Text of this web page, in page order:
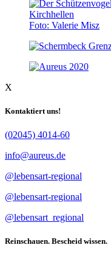
Foto: Valerie Misz
X
Kontaktiert uns!
(02045) 4014-60
info@aureus.de
@lebensart-regional
@lebensart-regional
@lebensart_regional
Reinschauen. Bescheid wissen.